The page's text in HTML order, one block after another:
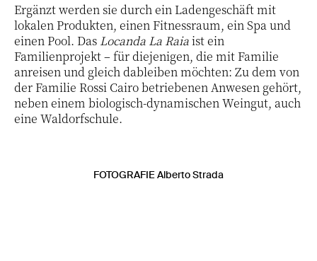
Ergänzt werden sie durch ein Ladengeschäft mit
lokalen Produkten, einen Fitnessraum, ein Spa und
einen Pool. Das Locanda La Raiaist ein
Familienprojekt – für diejenigen, die mit Familie
anreisen und gleich dableiben möchten: Zu dem von
der Familie Rossi Cairo betriebenen Anwesen gehört,
neben einem biologisch-dynamischen Weingut, auch
eine Waldorfschule.
FOTOGRAFIE Alberto Strada